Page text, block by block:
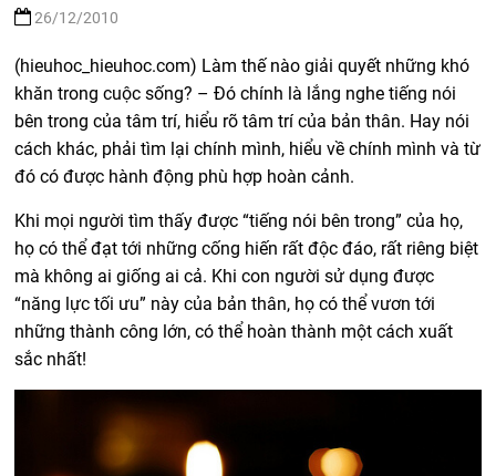
26/12/2010
(hieuhoc_hieuhoc.com) Làm thế nào giải quyết những khó
khăn trong cuộc sống? – Đó chính là lắng nghe tiếng nói
bên trong của tâm trí, hiểu rõ tâm trí của bản thân. Hay nói
cách khác, phải tìm lại chính mình, hiểu về chính mình và từ
đó có được hành động phù hợp hoàn cảnh.
Khi mọi người tìm thấy được “tiếng nói bên trong” của họ,
họ có thể đạt tới những cống hiến rất độc đáo, rất riêng biệt
mà không ai giống ai cả. Khi con người sử dụng được
“năng lực tối ưu” này của bản thân, họ có thể vươn tới
những thành công lớn, có thể hoàn thành một cách xuất
sắc nhất!